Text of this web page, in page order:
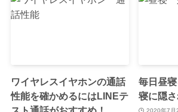
ワイヤレスイヤホンの通話
性能を確かめるにはLINEテ
毎日昼
寝に隠
2020年7月